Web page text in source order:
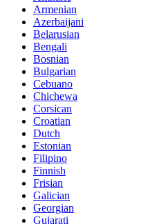
Armenian
Azerbaijani
Belarusian
Bengali
Bosnian
Bulgarian
Cebuano
Chichewa
Corsican
Croatian
Dutch
Estonian
Filipino
Finnish
Frisian
Galician
Georgian
Gujarati